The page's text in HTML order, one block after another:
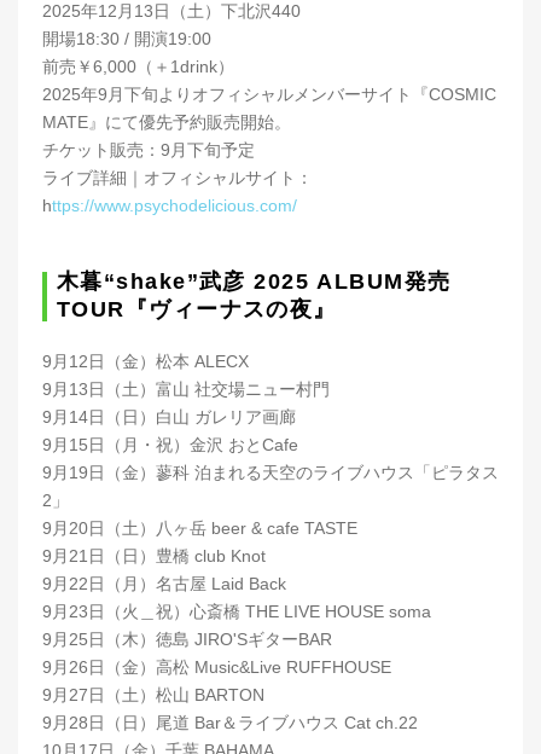
2025年12月13日（土）下北沢440
開場18:30 / 開演19:00
前売￥6,000（＋1drink）
2025年9月下旬よりオフィシャルメンバーサイト『COSMIC
MATE』にて優先予約販売開始。
チケット販売：9月下旬予定
ライブ詳細｜オフィシャルサイト：
https://www.psychodelicious.com/
木暮“shake”武彦 2025 ALBUM発売
TOUR『ヴィーナスの夜』
9月12日（金）松本 ALECX
9月13日（土）富山 社交場ニュー村門
9月14日（日）白山 ガレリア画廊
9月15日（月・祝）金沢 おとCafe
9月19日（金）蓼科 泊まれる天空のライブハウス「ピラタス
2」
9月20日（土）八ヶ岳 beer & cafe TASTE
9月21日（日）豊橋 club Knot
9月22日（月）名古屋 Laid Back
9月23日（火＿祝）心斎橋 THE LIVE HOUSE soma
9月25日（木）徳島 JIRO'SギターBAR
9月26日（金）高松 Music&Live RUFFHOUSE
9月27日（土）松山 BARTON
9月28日（日）尾道 Bar＆ライブハウス Cat ch.22